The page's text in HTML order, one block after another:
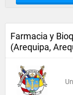
Farmacia y
(Arequipa,